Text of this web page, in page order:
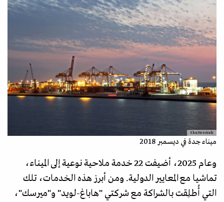
Shutterstock
ميناء جدة في ديسمبر 2018
وعام 2025، أضيفت 22 خدمة ملاحية نوعية إلى الميناء،
تماشيا مع المعايير الدولية. ومن أبرز هذه الخدمات، تلك
التي أُطلِقت بالشراكة مع شركتي "هاباغ-لويد" و"ميرسك"،